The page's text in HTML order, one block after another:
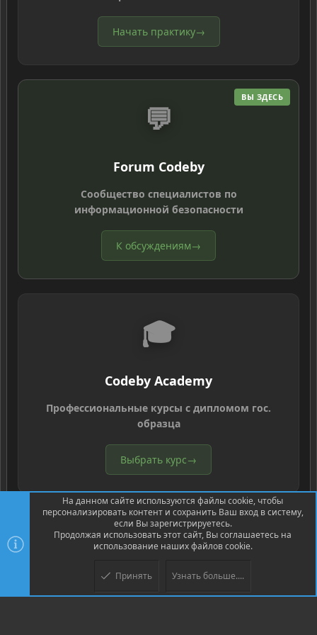
Начать практику→
ВЫ ЗДЕСЬ
💬
Forum Codeby
Сообщество специалистов по
информационной безопасности
К обсуждениям→
🎓
Codeby Academy
Профессиональные курсы с дипломом гос.
образца
Выбрать курс→
Community platform by XenForo ® © 2010-2026 XenForo Ltd.
© Jason Axelrod of 8WAYRUN
На данном сайте используются файлы cookie, чтобы
персонализировать контент и сохранить Ваш вход в систему,
если Вы зарегистрируетесь.
Продолжая использовать этот сайт, Вы соглашаетесь на
использование наших файлов cookie.
Принять Узнать больше....